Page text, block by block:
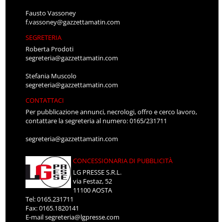
Fausto Vassoney
f.vassoney@gazzettamatin.com
SEGRETERIA
Roberta Prodoti
segreteria@gazzettamatin.com
Stefania Muscolo
segreteria@gazzettamatin.com
CONTATTACI
Per pubblicazione annunci, necrologi, offro e cerco lavoro,
contattare la segreteria al numero: 0165/231711
segreteria@gazzettamatin.com
CONCESSIONARIA DI PUBBLICITÀ
LG PRESSE S.R.L.
via Festaz, 52
11100 AOSTA
Tel: 0165.231711
Fax: 0165.1820141
E-mailsegreteria@lgpresse.com